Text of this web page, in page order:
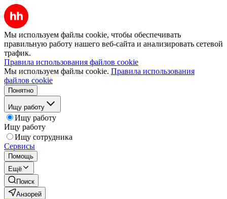
Мы используем файлы cookie, чтобы обеспечивать
правильную работу нашего веб-сайта и анализировать сетевой
трафик.
Правила использования файлов cookie
Мы используем файлы cookie. Правила использования
файлов cookie
Понятно
Ищу работу
Ищу работу
Ищу работу
Ищу сотрудника
Сервисы
Помощь
Ещё
Поиск
Анзорей